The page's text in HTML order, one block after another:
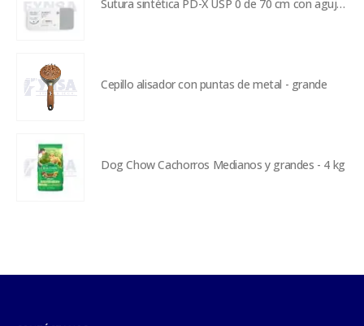
Sutura sintética PD-X USP 0 de 70 cm con aguja de 30 mm
Cepillo alisador con puntas de metal - grande
Dog Chow Cachorros Medianos y grandes - 4 kg